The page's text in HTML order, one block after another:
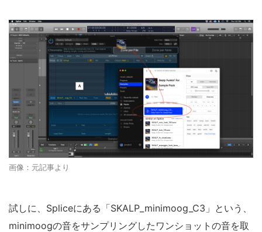
画像：元記事より
試しに、Spliceにある「SKALP_minimoog_C3」という、
minimoogの音をサンプリングしたワンショットの音を取